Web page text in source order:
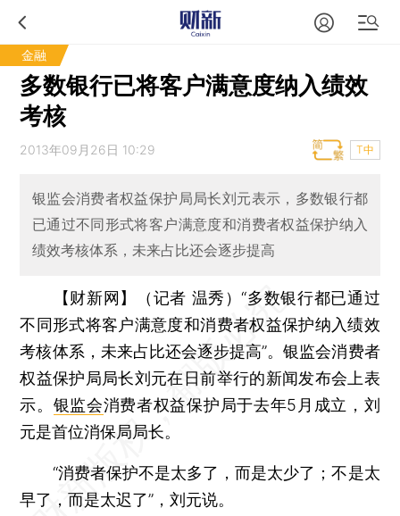
金融
多数银行已将客户满意度纳入绩效
考核
2013年09月26日 10:29 T中
银监会消费者权益保护局局长刘元表示，多数银行都
已通过不同形式将客户满意度和消费者权益保护纳入
绩效考核体系，未来占比还会逐步提高
【财新网】（记者 温秀）“多数银行都已通过
不同形式将客户满意度和消费者权益保护纳入绩效
考核体系，未来占比还会逐步提高”。银监会消费者
权益保护局局长刘元在日前举行的新闻发布会上表
示。 银监会消费者权益保护局于去年5月成立，刘
元是首位消保局局长。
“消费者保护不是太多了，而是太少了；不是太
早了，而是太迟了”，刘元说。